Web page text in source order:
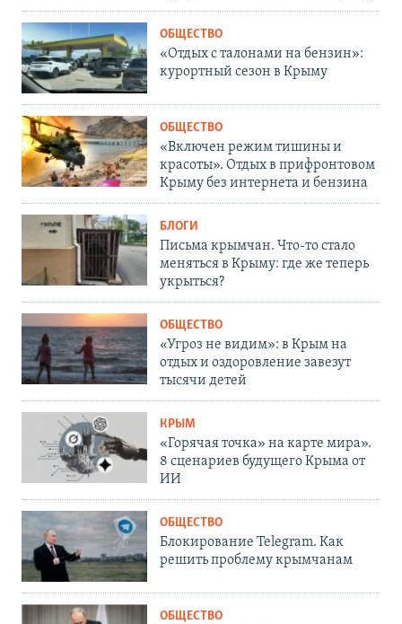
ОБЩЕСТВО
«Отдых с талонами на бензин»:
курортный сезон в Крыму
ОБЩЕСТВО
«Включен режим тишины и
красоты». Отдых в прифронтовом
Крыму без интернета и бензина
БЛОГИ
Письма крымчан. Что-то стало
меняться в Крыму: где же теперь
укрыться?
ОБЩЕСТВО
«Угроз не видим»: в Крым на
отдых и оздоровление завезут
тысячи детей
КРЫМ
«Горячая точка» на карте мира».
8 сценариев будущего Крыма от
ИИ
ОБЩЕСТВО
Блокирование Telegram. Как
решить проблему крымчанам
ОБЩЕСТВО